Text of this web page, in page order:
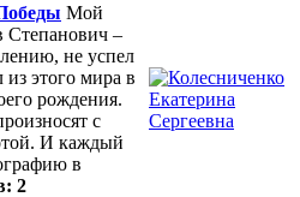
Мой
Степанович –
не успел
этого мира в
рождения.
с
И каждый
в
2